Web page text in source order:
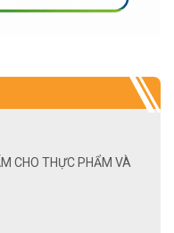
CHO THỰC PHẨM VÀ